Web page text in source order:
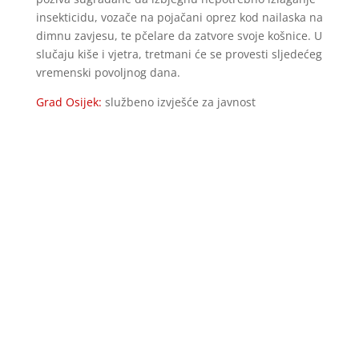
insekticidu, vozače na pojačani oprez kod nailaska na
dimnu zavjesu, te pčelare da zatvore svoje košnice. U
slučaju kiše i vjetra, tretmani će se provesti sljedećeg
vremenski povoljnog dana.
Grad Osijek: službeno izvješće za javnost